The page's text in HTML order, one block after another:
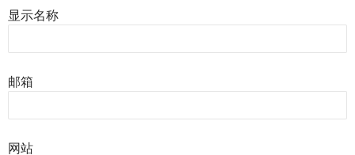
显示名称
邮箱
网站